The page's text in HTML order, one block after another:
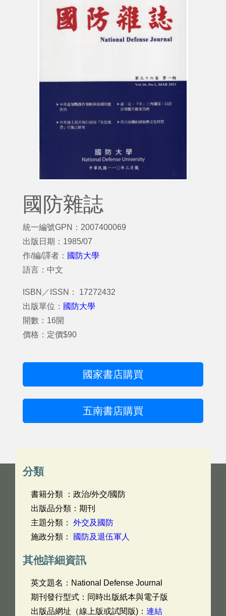
國防雜誌
統一編號GPN：2007400069
出版日期：1985/07
作/編/譯者： 國防大學
語言：中文
ISBN／ISSN： 17272432
出版單位： 國防大學
開數：16開
價格：定價$90
國家書店購買
五南書店購買
分類
書籍分類 ：政治/外交/國防
出版品分類：期刊
主題分類： 外交及國防
施政分類：
國防及退伍軍人
其他詳細資訊
英文題名： National Defense Journal
期刊發行型式：同時出版紙本與電子版
出版品網址（線上版或試閱版)： 連結